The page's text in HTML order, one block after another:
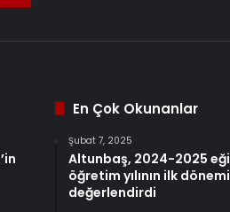
En Çok Okunanlar
Şubat 7, 2025
Altunbaş, 2024-2025
öğretim yılının ilk
değerlendirdi